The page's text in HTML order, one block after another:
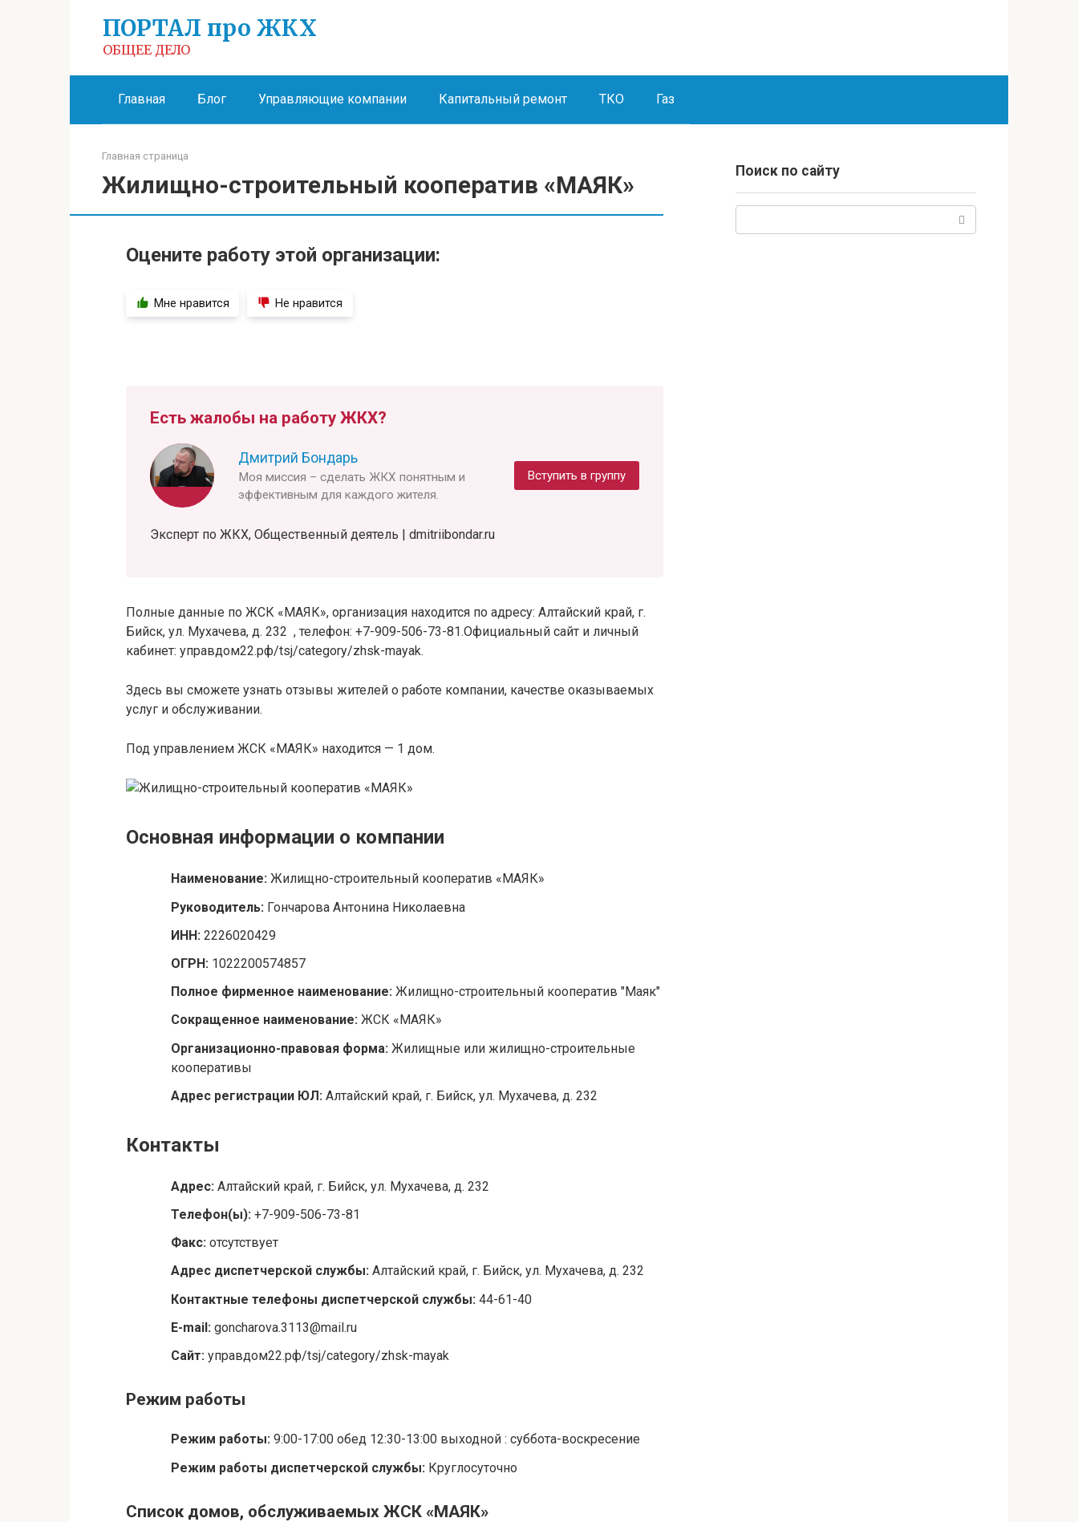
ПОРТАЛ про ЖКХ
ОБЩЕЕ ДЕЛО
Главная Блог Управляющие компании Капитальный ремонт ТКО Газ
Главная страница
Жилищно-строительный кооператив «МАЯК»
Оцените работу этой организации:
Мне нравится Не нравится
Есть жалобы на работу ЖКХ?
Дмитрий Бондарь
Моя миссия – сделать ЖКХ понятным и
эффективным для каждого жителя.
Вступить в группу
Эксперт по ЖКХ, Общественный деятель | dmitriibondar.ru
Полные данные по ЖСК «МАЯК», организация находится по адресу: Алтайский край, г.
Бийск, ул. Мухачева, д. 232 , телефон: +7-909-506-73-81.Официальный сайт и личный
кабинет: управдом22.рф/tsj/category/zhsk-mayak.
Здесь вы сможете узнать отзывы жителей о работе компании, качестве оказываемых
услуг и обслуживании.
Под управлением ЖСК «МАЯК» находится — 1 дом.
Основная информации о компании
Наименование: Жилищно-строительный кооператив «МАЯК»
Руководитель: Гончарова Антонина Николаевна
ИНН: 2226020429
ОГРН: 1022200574857
Полное фирменное наименование: Жилищно-строительный кооператив "Маяк"
Сокращенное наименование: ЖСК «МАЯК»
Организационно-правовая форма: Жилищные или жилищно-строительные
кооперативы
Адрес регистрации ЮЛ: Алтайский край, г. Бийск, ул. Мухачева, д. 232
Контакты
Адрес: Алтайский край, г. Бийск, ул. Мухачева, д. 232
Телефон(ы): +7-909-506-73-81
Факс: отсутствует
Адрес диспетчерской службы: Алтайский край, г. Бийск, ул. Мухачева, д. 232
Контактные телефоны диспетчерской службы: 44-61-40
E-mail: goncharova.3113@mail.ru
Сайт: управдом22.рф/tsj/category/zhsk-mayak
Режим работы
Режим работы: 9:00-17:00 обед 12:30-13:00 выходной : суббота-воскресение
Режим работы диспетчерской службы: Круглосуточно
Список домов, обслуживаемых ЖСК «МАЯК»
Поиск по сайту